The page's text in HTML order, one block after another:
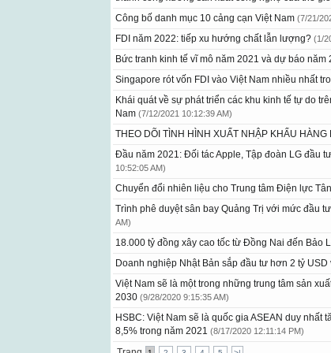
Công bố danh mục 10 cảng cạn Việt Nam (7/21/
FDI năm 2022: tiếp xu hướng chất lẫn lượng? (1/
Bức tranh kinh tế vĩ mô năm 2021 và dự báo năm
Singapore rót vốn FDI vào Việt Nam nhiều nhất
Khái quát về sự phát triển các khu kinh tế tự do
Nam (7/12/2021 10:12:39 AM)
THEO DÕI TÌNH HÌNH XUẤT NHẬP KHẨU HÀNG
Đầu năm 2021: Đối tác Apple, Tập đoàn LG đầu
10:52:05 AM)
Chuyển đổi nhiên liệu cho Trung tâm Điện lực
Trình phê duyệt sân bay Quảng Trị với mức đầu
AM)
18.000 tỷ đồng xây cao tốc từ Đồng Nai đến Bảo
Doanh nghiệp Nhật Bản sắp đầu tư hơn 2 tỷ USD
Việt Nam sẽ là một trong những trung tâm sản
2030 (9/28/2020 9:15:35 AM)
HSBC: Việt Nam sẽ là quốc gia ASEAN duy
8,5% trong năm 2021 (8/17/2020 12:11:14 PM)